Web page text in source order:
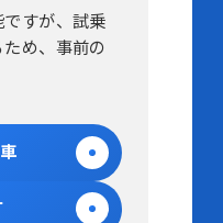
すが、試乗
め、事前の